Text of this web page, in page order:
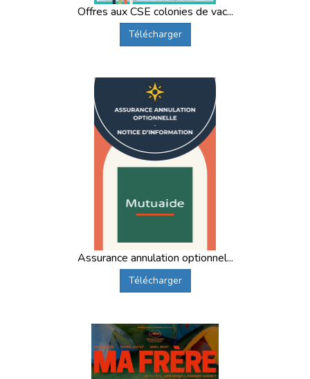
Offres aux CSE colonies de vac...
Télécharger
Assurance annulation optionnel...
Télécharger